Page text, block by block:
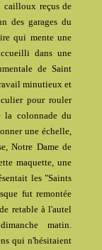
cailloux reçus de
des garages du
qui mente une
dans une
de Saint
minutieux et
pour rouler
colonnade du
une échelle,
Notre Dame de
maquette, une
les "Saints
fut remontée
retable à l'autel
matin.
qui n'hésitaient